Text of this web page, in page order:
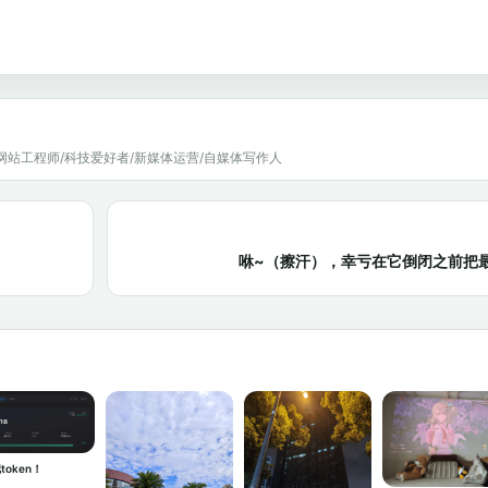
工程师/科技爱好者/新媒体运营/自媒体写作人
咻~（擦汗），幸亏在它倒闭之前把
！